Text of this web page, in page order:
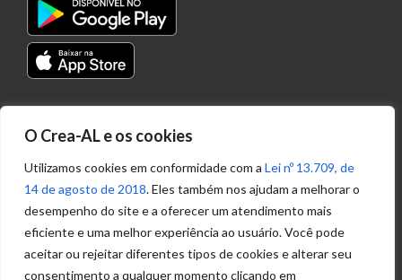
O Crea-AL e os cookies
Utilizamos cookies em conformidade com a Lei nº 13.709, de
14 de agosto de 2018. Eles também nos ajudam a melhorar o
desempenho do site e a oferecer um atendimento mais
eficiente e uma melhor experiência ao usuário. Você pode
aceitar ou rejeitar diferentes tipos de cookies e alterar seu
consentimento a qualquer momento clicando em
Transparência
Portal
Acesso à
Informação
Política de
Privacidade de